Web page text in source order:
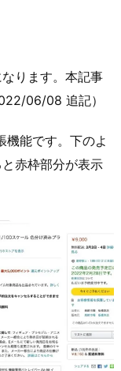
なります。本記事
06/08 追記）
能です。下のよ
赤枠部分が表示